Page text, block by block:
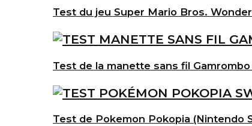
Test du jeu Super Mario Bros.
Test de la manette sans fil
Test de Pokemon Pokopia (Nintendo